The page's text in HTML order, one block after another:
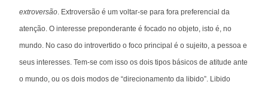
extroversão. Extroversão é um voltar-se para fora preferencial da
atenção. O interesse preponderante é focado no objeto, isto é, no
mundo. No caso do introvertido o foco principal é o sujeito, a pessoa e
seus interesses. Tem-se com isso os dois tipos básicos de atitude ante
o mundo, ou os dois modos de “direcionamento da libido”. Libido